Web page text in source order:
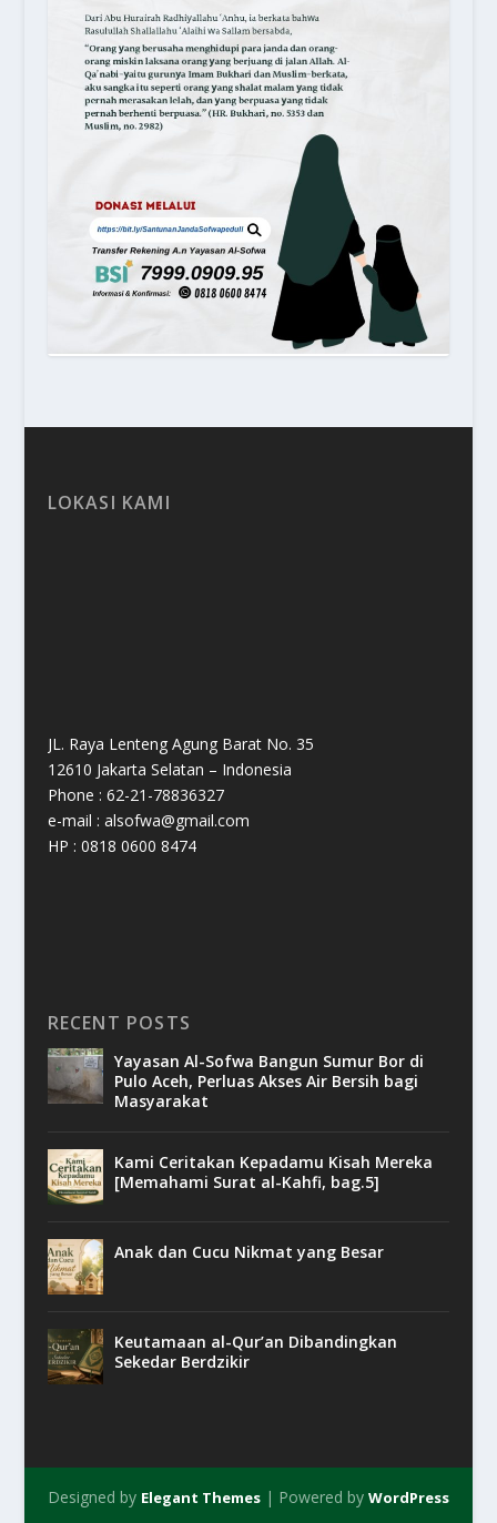
LOKASI KAMI
JL. Raya Lenteng Agung Barat No. 35
12610 Jakarta Selatan – Indonesia
Phone : 62-21-78836327
e-mail : alsofwa@gmail.com
HP : 0818 0600 8474
RECENT POSTS
Yayasan Al-Sofwa Bangun Sumur Bor di
Pulo Aceh, Perluas Akses Air Bersih bagi
Masyarakat
Kami Ceritakan Kepadamu Kisah Mereka
[Memahami Surat al-Kahfi, bag.5]
Anak dan Cucu Nikmat yang Besar
Keutamaan al-Qur’an Dibandingkan
Sekedar Berdzikir
Designed by Elegant Themes| Powered by WordPress